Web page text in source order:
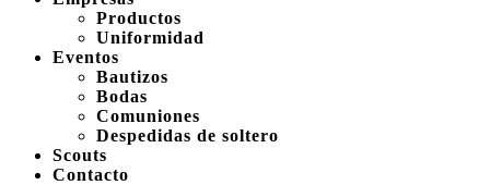
Productos
Uniformidad
Eventos
Bautizos
Bodas
Comuniones
Despedidas de soltero
Scouts
Contacto